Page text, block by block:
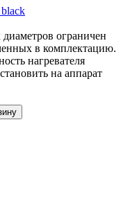
ограничен
в комплектацию.
нагревателя
на аппарат